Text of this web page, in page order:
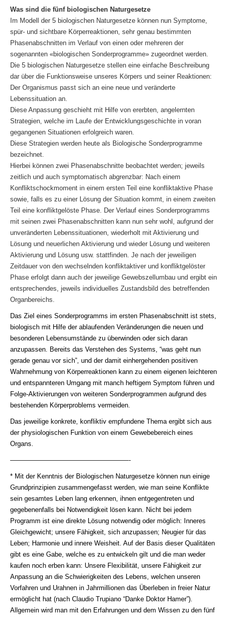
Was sind die fünf biologischen Naturgesetze
Im Modell der 5 biologischen Naturgesetze können nun Symptome,
spür- und sichtbare Körperreaktionen, sehr genau bestimmten
Phasenabschnitten im Verlauf von einen oder mehreren der
sogenannten «biologischen Sonderprogramme» zugeordnet werden.
Die 5 biologischen Naturgesetze stellen eine einfache Beschreibung
dar über die Funktionsweise unseres Körpers und seiner Reaktionen:
Der Organismus passt sich an eine neue und veränderte
Lebenssituation an.
Diese Anpassung geschieht mit Hilfe von ererbten, angelernten
Strategien, welche im Laufe der Entwicklungsgeschichte in voran
gegangenen Situationen erfolgreich waren.
Diese Strategien werden heute als Biologische Sonderprogramme
bezeichnet.
Hierbei können zwei Phasenabschnitte beobachtet werden; jeweils
zeitlich und auch symptomatisch abgrenzbar: Nach einem
Konfliktschockmoment in einem ersten Teil eine konfliktaktive Phase
sowie, falls es zu einer Lösung der Situation kommt, in einem zweiten
Teil eine konfliktgelöste Phase. Der Verlauf eines Sonderprogramms
mit seinen zwei Phasenabschnitten kann nun sehr wohl, aufgrund der
unveränderten Lebenssituationen, wiederholt mit Aktivierung und
Lösung und neuerlichen Aktivierung und wieder Lösung und weiteren
Aktivierung und Lösung usw. stattfinden. Je nach der jeweiligen
Zeitdauer von den wechselnden konfliktaktiver und konfliktgelöster
Phase erfolgt dann auch der jeweilige Gewebszellumbau und ergibt ein
entsprechendes, jeweils individuelles Zustandsbild des betreffenden
Organbereichs.
Das Ziel eines Sonderprogramms im ersten Phasenabschnitt ist stets,
biologisch mit Hilfe der ablaufenden Veränderungen die neuen und
besonderen Lebensumstände zu überwinden oder sich daran
anzupassen. Bereits das Verstehen des Systems, “was geht nun
gerade genau vor sich”, und der damit einhergehenden positiven
Wahrnehmung von Körperreaktionen kann zu einem eigenen leichteren
und entspannteren Umgang mit manch heftigem Symptom führen und
Folge-Aktivierungen von weiteren Sonderprogrammen aufgrund des
bestehenden Körperproblems vermeiden.
Das jeweilige konkrete, konfliktiv empfundene Thema ergibt sich aus
der physiologischen Funktion von einem Gewebebereich eines
Organs.
——————————————————-
* Mit der Kenntnis der Biologischen Naturgesetze können nun einige
Grundprinzipien zusammengefasst werden, wie man seine Konﬂikte
sein gesamtes Leben lang erkennen, ihnen entgegentreten und
gegebenenfalls bei Notwendigkeit lösen kann. Nicht bei jedem
Programm ist eine direkte Lösung notwendig oder möglich: Inneres
Gleichgewicht; unsere Fähigkeit, sich anzupassen; Neugier für das
Leben; Harmonie und innere Weisheit. Auf der Basis dieser Qualitäten
gibt es eine Gabe, welche es zu entwickeln gilt und die man weder
kaufen noch erben kann: Unsere Flexibilität, unsere Fähigkeit zur
Anpassung an die Schwierigkeiten des Lebens, welchen unseren
Vorfahren und Urahnen in Jahrmillionen das Überleben in freier Natur
ermöglicht hat (nach Claudio Trupiano “Danke Doktor Hamer”).
Allgemein wird man mit den Erfahrungen und dem Wissen zu den fünf